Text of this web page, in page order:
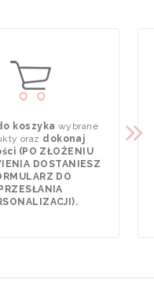
koszyka wybrane
oraz dokonaj
(PO ZŁOŻENIU
DOSTANIESZ
DO
PRZESŁANIA